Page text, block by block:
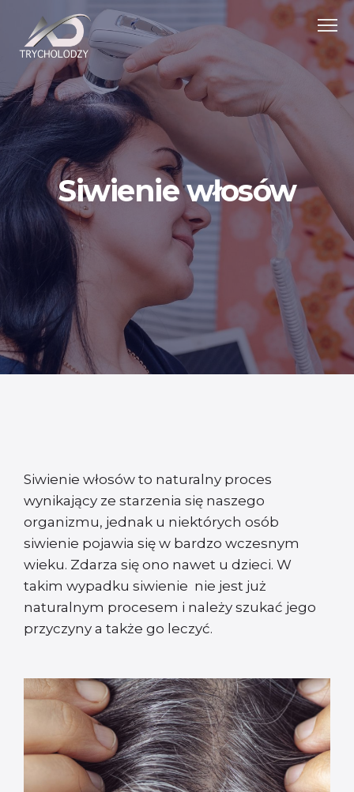
Siwienie włosów
Siwienie włosów to naturalny proces
wynikający ze starzenia się naszego
organizmu, jednak u niektórych osób
siwienie pojawia się w bardzo wczesnym
wieku. Zdarza się ono nawet u dzieci. W
takim wypadku siwienie nie jest już
naturalnym procesem i należy szukać jego
przyczyny a także go leczyć.